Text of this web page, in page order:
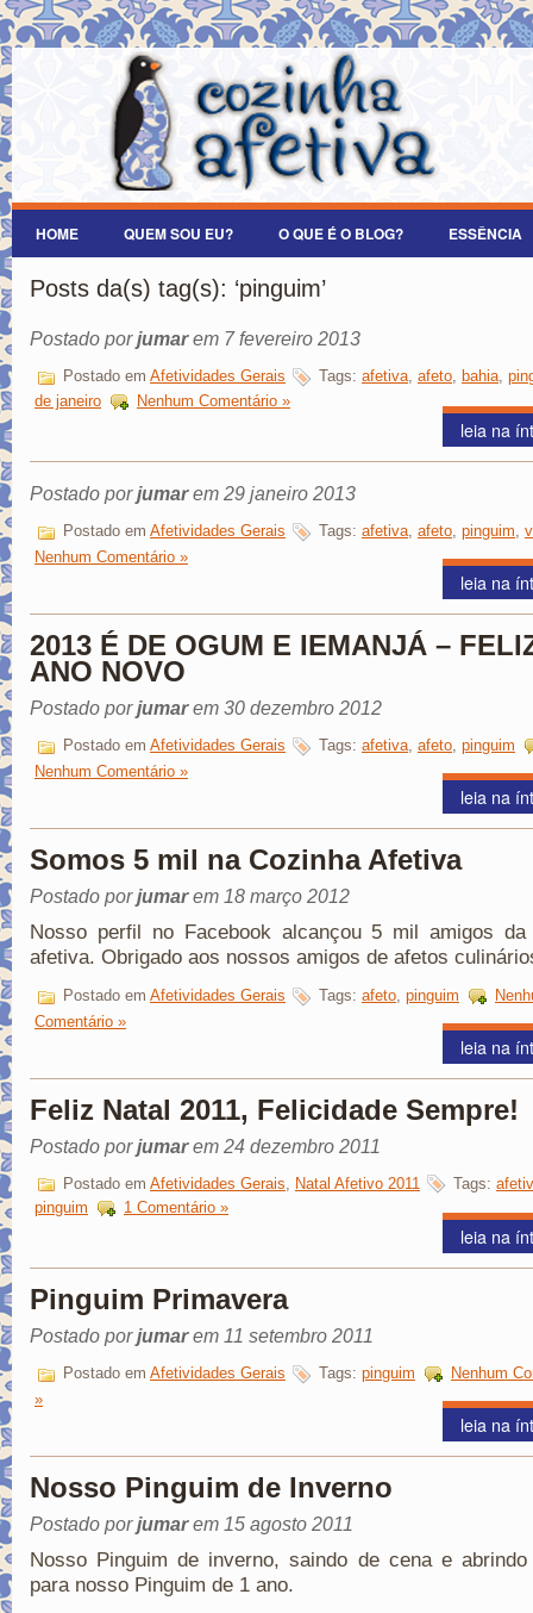
HOME QUEM SOU EU? O QUE É O BLOG? ESSÊNCIA
Posts da(s) tag(s): ‘pinguim’
Postado porjumarem 7 fevereiro 2013
Postado em Afetividades Gerais Tags: afetiva, afeto, bahia,
de janeiro
Nenhum Comentário »
leia na
Postado porjumarem 29 janeiro 2013
Postado em Afetividades Gerais Tags: afetiva, afeto, pinguim,
Nenhum Comentário »
leia na
2013 É DE OGUM E IEMANJÁ –
ANO NOVO
Postado porjumarem 30 dezembro 2012
Postado em Afetividades Gerais Tags: afetiva, afeto, pinguim
Nenhum Comentário »
leia na
Somos 5 mil na Cozinha Afetiva
Postado porjumarem 18 março 2012
Nosso perfil no Facebook alcançou 5 mil amigos da
afetiva. Obrigado aos nossos amigos de afetos
Postado em Afetividades Gerais Tags: afeto, pinguim
Comentário »
leia na
Feliz Natal 2011, Felicidade Sempre!
Postado porjumarem 24 dezembro 2011
Postado em Afetividades Gerais Natal Afetivo 2011 Tags:
pinguim
1 Comentário »
leia na
Pinguim Primavera
Postado porjumarem 11 setembro 2011
Postado em Afetividades Gerais Tags: pinguim
Nenhum
»
leia na
Nosso Pinguim de Inverno
Postado porjumarem 15 agosto 2011
Nosso Pinguim de inverno, saindo de cena e abrindo
para nosso Pinguim de 1 ano.